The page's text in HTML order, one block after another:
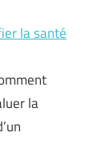
la santé
la